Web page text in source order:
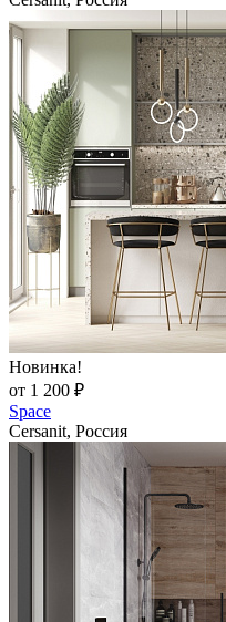
Новинка!
от 1 200 ₽
Space
Cersanit, Россия